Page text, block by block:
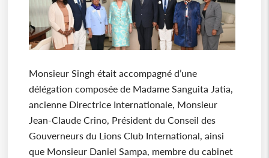
Monsieur Singh était accompagné d’une
délégation composée de Madame Sanguita Jatia,
ancienne Directrice Internationale, Monsieur
Jean-Claude Crino, Président du Conseil des
Gouverneurs du Lions Club International, ainsi
que Monsieur Daniel Sampa, membre du cabinet